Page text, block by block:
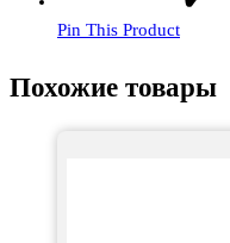
Pin This Product
Похожие товары